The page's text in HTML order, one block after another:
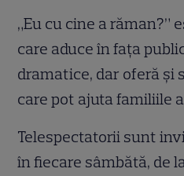
„Eu cu cine a răman?”
care aduce în fața
dramatice, dar oferă și
care pot ajuta familiile
Telespectatorii sunt
în fiecare sâmbătă, de